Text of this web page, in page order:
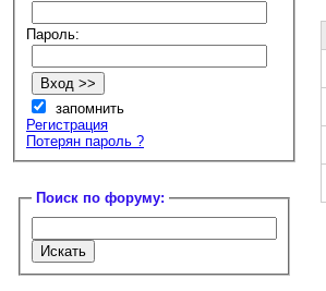
Пароль:
запомнить
Регистрация
Потерян пароль ?
Поиск по форуму: